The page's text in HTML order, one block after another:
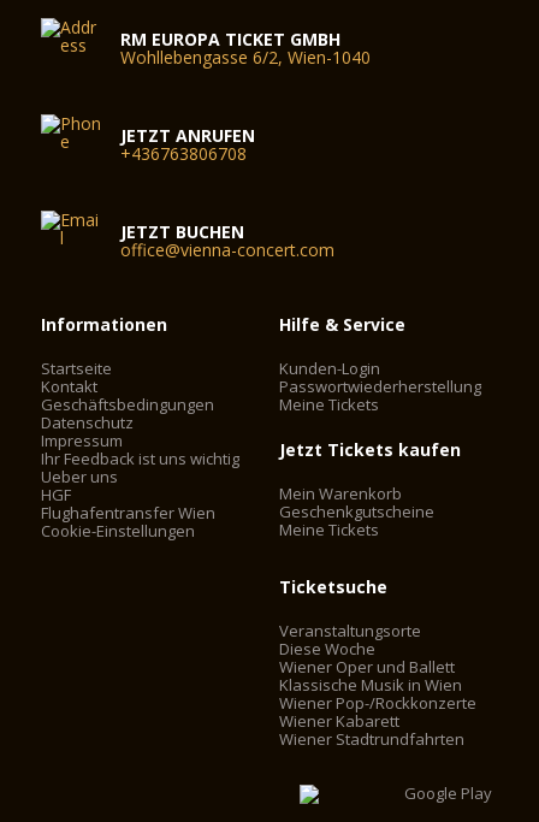
RM EUROPA TICKET GMBH
Wohllebengasse 6/2, Wien-1040
JETZT ANRUFEN
+436763806708
JETZT BUCHEN
office@vienna-concert.com
Informationen
Startseite
Kontakt
Geschäftsbedingungen
Datenschutz
Impressum
Ihr Feedback ist uns wichtig
Ueber uns
HGF
Flughafentransfer Wien
Cookie-Einstellungen
Hilfe & Service
Kunden-Login
Passwortwiederherstellung
Meine Tickets
Jetzt Tickets kaufen
Mein Warenkorb
Geschenkgutscheine
Meine Tickets
Ticketsuche
Veranstaltungsorte
Diese Woche
Wiener Oper und Ballett
Klassische Musik in Wien
Wiener Pop-/Rockkonzerte
Wiener Kabarett
Wiener Stadtrundfahrten